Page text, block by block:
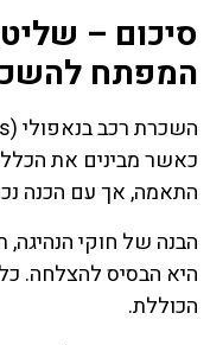
סיכום –
המפתח
כאשר מבינים את
התאמה, אך עם הכנה
הבנה של חוקי
היא הבסיס להצלחה.
הכוללת.